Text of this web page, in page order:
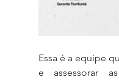
Essa é a equipe
e assessorar